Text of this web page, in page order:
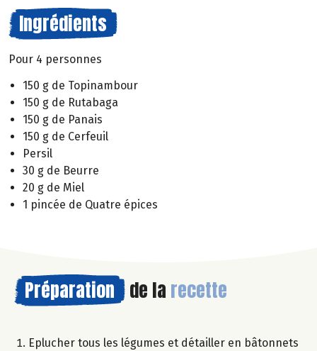
Ingrédients
Pour 4 personnes
150 g de Topinambour
150 g de Rutabaga
150 g de Panais
150 g de Cerfeuil
Persil
30 g de Beurre
20 g de Miel
1 pincée de Quatre épices
Préparation de la recette
Eplucher tous les légumes et détailler en bâtonnets